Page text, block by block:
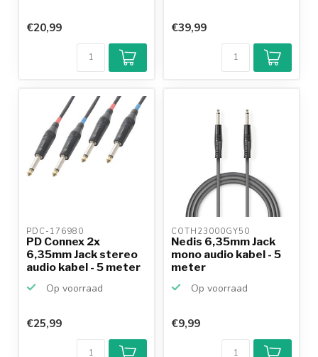
€20,99
Klantenbeoordeling
9,2/10
Achteraf
betalen mogelijk
€39,99
PDC-176980
PD Connex 2x
6,35mm Jack stereo
audio kabel - 5 meter
Op voorraad
€25,99
COTH23000GY50
Nedis 6,35mm Jack
mono audio kabel - 5
meter
Op voorraad
€9,99